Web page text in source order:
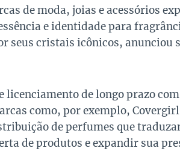
de moda, joias e acessórios
e identidade para
seus cristais icônicos, anunciou
de longo prazo
como, por exemplo,
de perfumes que
de produtos e expandir sua